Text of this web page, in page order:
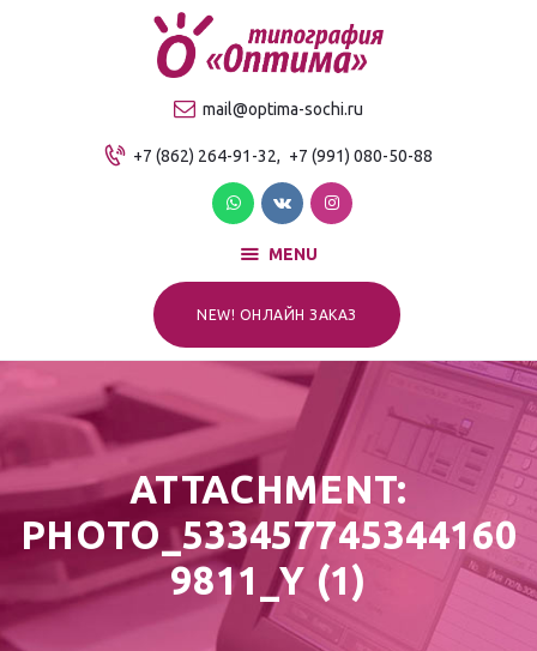
mail@optima-sochi.ru
+7 (862) 264-91-32, +7 (991) 080-50-88
MENU
NEW! ОНЛАЙН ЗАКАЗ
ATTACHMENT:
PHOTO_533457745344160
9811_Y (1)
Качественная типография в Сочи
О компании
Продукция
Услуги
Прайс-лист
Для клиентов